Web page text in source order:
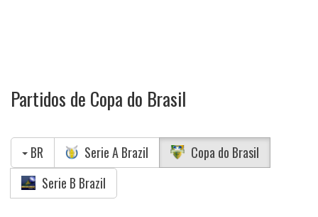
Partidos de Copa do Brasil
BR Serie A Brazil
Copa do Brasil
Serie B Brazil